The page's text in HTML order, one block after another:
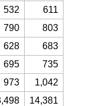
532
611
790
803
628
683
695
735
973
1,042
14,381